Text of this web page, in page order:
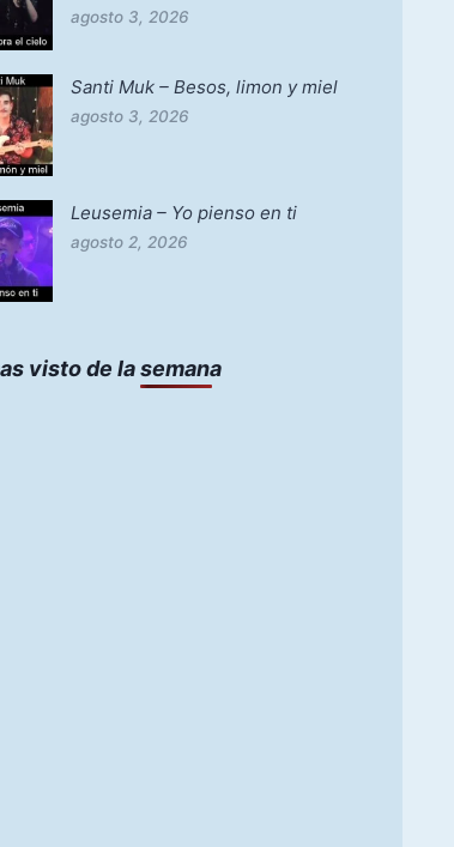
agosto 3, 2026
Santi Muk – Besos, limon y miel
agosto 3, 2026
Leusemia – Yo pienso en ti
agosto 2, 2026
visto de la semana